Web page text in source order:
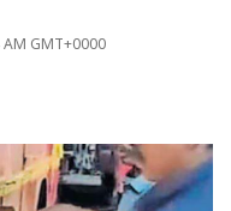
AM GMT+0000